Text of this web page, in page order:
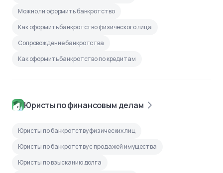
Можно ли оформить банкротство
Как оформить банкротство физического лица
Сопровождение банкротства
Как оформить банкротство по кредитам
Юристы по финансовым делам
Юристы по банкротству физических лиц
Юристы по банкротству с продажей имущества
Юристы по взысканию долга